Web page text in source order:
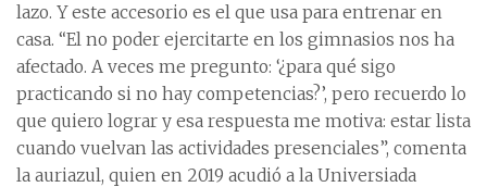
lazo. Y este accesorio es el que usa para entrenar en
casa. “El no poder ejercitarte en los gimnasios nos ha
afectado. A veces me pregunto: ‘¿para qué sigo
practicando si no hay competencias?’, pero recuerdo lo
que quiero lograr y esa respuesta me motiva: estar lista
cuando vuelvan las actividades presenciales”, comenta
la auriazul, quien en 2019 acudió a la Universiada